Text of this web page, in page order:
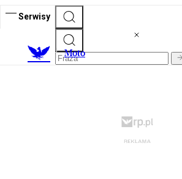
Serwisy
Moto